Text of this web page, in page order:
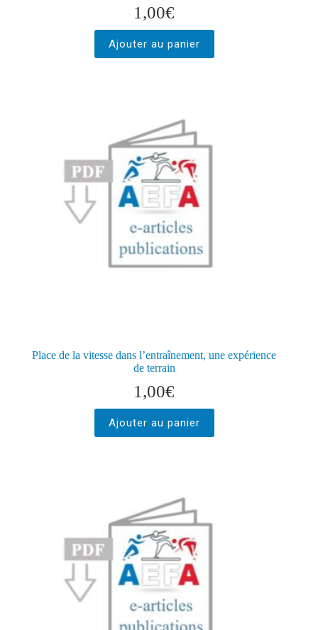
1,00€
Ajouter au panier
Place de la vitesse dans l’entraînement, une expérience
de terrain
1,00€
Ajouter au panier